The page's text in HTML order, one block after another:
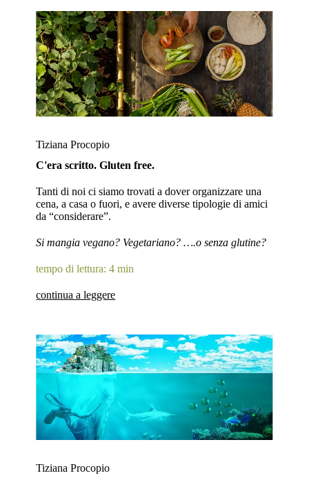
Tiziana Procopio
C'era scritto. Gluten free.
Tanti di noi ci siamo trovati a dover organizzare una
cena, a casa o fuori, e avere diverse tipologie di amici
da “considerare”.
Si mangia vegano? Vegetariano? ….o senza glutine?
tempo di lettura: 4 min
continua a leggere
Tiziana Procopio